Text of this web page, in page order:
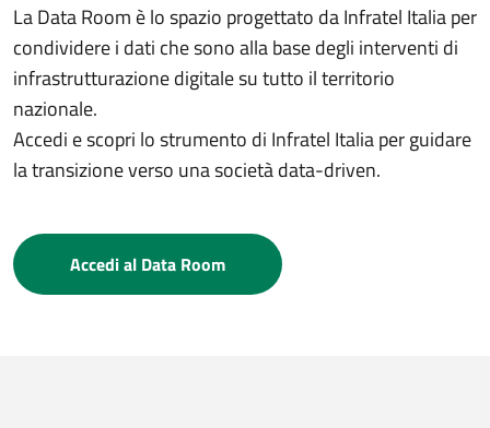
La Data Room è lo spazio progettato da Infratel Italia per
condividere i dati che sono alla base degli interventi di
infrastrutturazione digitale su tutto il territorio
nazionale.
Accedi e scopri lo strumento di Infratel Italia per guidare
la transizione verso una società data-driven.
Accedi al Data Room